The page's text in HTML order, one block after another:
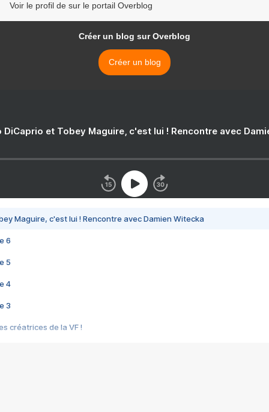
Voir le profil de sur le portail Overblog
Créer un blog sur Overblog
Créer un blog
DiCaprio et Tobey Maguire, c'est lui ! Rencontre avec
Maguire, c'est lui ! Rencontre avec Damien Witecka
6
5
4
3
créatrices de la VF !